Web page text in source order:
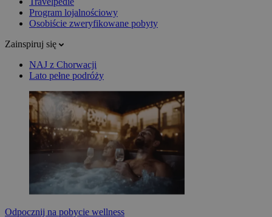
Program lojalnościowy
Osobiście zweryfikowane pobyty
Zainspiruj się
NAJ z Chorwacji
Lato pełne podróży
Odpocznij na pobycie wellness